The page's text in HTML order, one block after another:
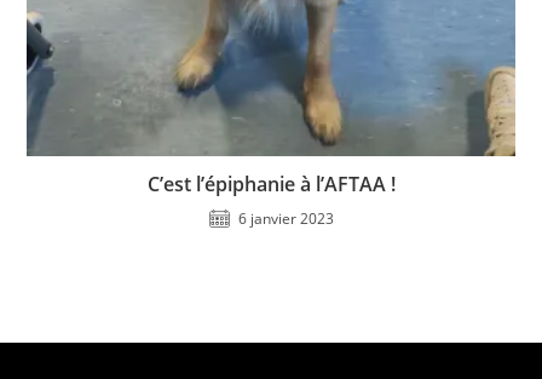
C’est l’épiphanie à l’AFTAA !
6 janvier 2023